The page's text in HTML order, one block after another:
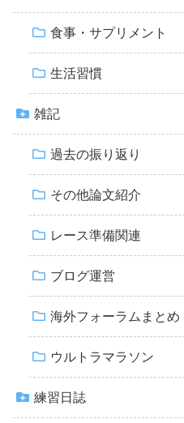
食事・サプリメント
生活習慣
雑記
過去の振り返り
その他論文紹介
レース準備関連
ブログ運営
海外フォーラムまとめ
ウルトラマラソン
練習日誌